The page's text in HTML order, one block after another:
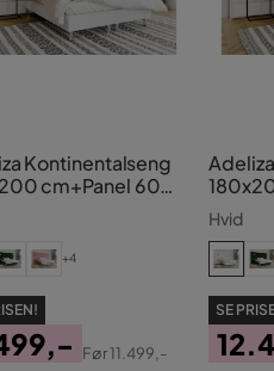
Kontinentalseng
cm+Panel 60
+4
Før11.499,-
cm
Hvid
SE